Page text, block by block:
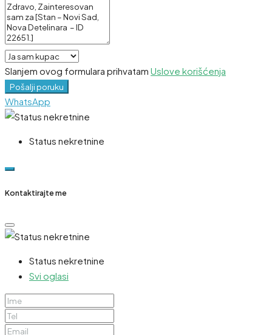
Slanjem ovog formulara prihvatam Uslove korišćenja
Pošalji poruku
WhatsApp
Status nekretnine
Kontaktirajte me
Status nekretnine
Svi oglasi